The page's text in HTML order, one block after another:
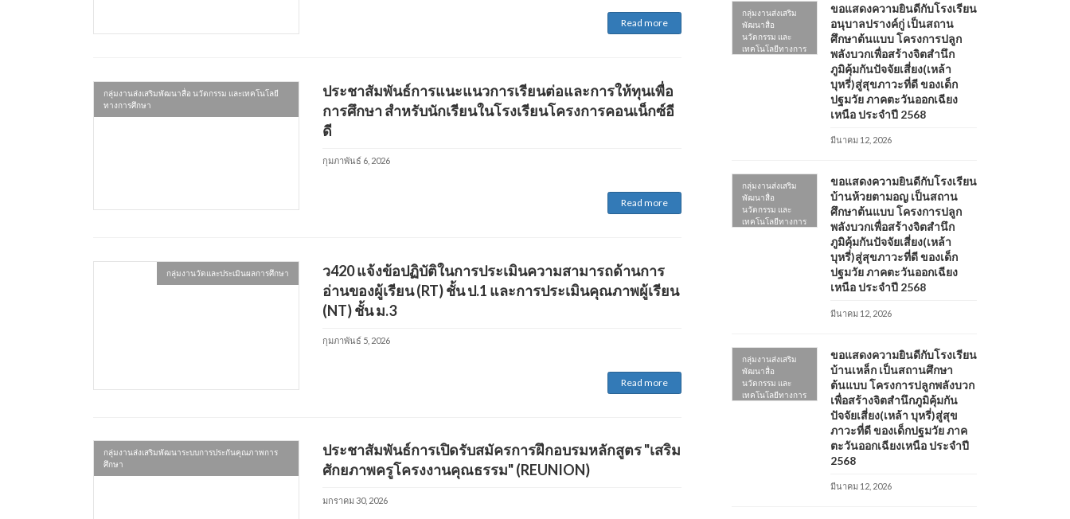
Read more
กลุ่มงานส่งเสริมพัฒนาสื่อ นวัตกรรม และเทคโนโลยี
ทางการศึกษา
ประชาสัมพันธ์การแนะแนวการเรียนต่อและการให้ทุนเพื่อ
การศึกษา สำหรับนักเรียนในโรงเรียนโครงการคอนเน็กซ์อี
ดี
กุมภาพันธ์ 6, 2026
Read more
กลุ่มงานวัดและประเมินผลการศึกษา
ว420 แจ้งข้อปฏิบัติในการประเมินความสามารถด้านการ
อ่านของผู้เรียน (RT) ชั้น ป.1 และการประเมินคุณภาพผู้เรียน
(NT) ชั้น ม.3
กุมภาพันธ์ 5, 2026
Read more
กลุ่มงานส่งเสริมพัฒนาระบบการประกันคุณภาพการ
ศึกษา
ประชาสัมพันธ์การเปิดรับสมัครการฝึกอบรมหลักสูตร "เสริม
ศักยภาพครูโครงงานคุณธรรม" (REUNION)
มกราคม 30, 2026
กลุ่มงานส่งเสริม
พัฒนาสื่อ
นวัตกรรม และ
เทคโนโลยีทางการ
ขอแสดงความยินดีกับโรงเรียน
อนุบาลปรางค์กู่ เป็นสถาน
ศึกษาต้นแบบ โครงการปลูก
พลังบวกเพื่อสร้างจิตสำนึก
ภูมิคุ้มกันปัจจัยเสี่ยง(เหล้า
บุหรี่)สู่สุขภาวะที่ดี ของเด็ก
ปฐมวัย ภาคตะวันออกเฉียง
เหนือ ประจำปี 2568
มีนาคม 12, 2026
กลุ่มงานส่งเสริม
พัฒนาสื่อ
นวัตกรรม และ
เทคโนโลยีทางการ
ขอแสดงความยินดีกับโรงเรียน
บ้านห้วยตามอญ เป็นสถาน
ศึกษาต้นแบบ โครงการปลูก
พลังบวกเพื่อสร้างจิตสำนึก
ภูมิคุ้มกันปัจจัยเสี่ยง(เหล้า
บุหรี่)สู่สุขภาวะที่ดี ของเด็ก
ปฐมวัย ภาคตะวันออกเฉียง
เหนือ ประจำปี 2568
มีนาคม 12, 2026
กลุ่มงานส่งเสริม
พัฒนาสื่อ
นวัตกรรม และ
เทคโนโลยีทางการ
ขอแสดงความยินดีกับโรงเรียน
บ้านเหล็ก เป็นสถานศึกษา
ต้นแบบ โครงการปลูกพลังบวก
เพื่อสร้างจิตสำนึกภูมิคุ้มกัน
ปัจจัยเสี่ยง(เหล้า บุหรี่)สู่สุข
ภาวะที่ดี ของเด็กปฐมวัย ภาค
ตะวันออกเฉียงเหนือ ประจำปี
2568
มีนาคม 12, 2026